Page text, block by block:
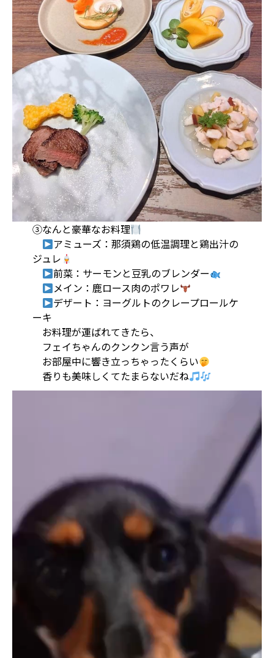
③なんと豪華なお料理
アミューズ：那須鶏の低温調理と鶏出汁の
ジュレ
前菜：サーモンと豆乳のブレンダー
メイン：鹿ロース肉のポワレ
デザート：ヨーグルトのクレープロールケ
ーキ
お料理が運ばれてきたら、
フェイちゃんのクンクン言う声が
お部屋中に響き立っちゃったくらい
香りも美味しくてたまらないだね